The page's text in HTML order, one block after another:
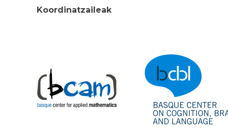
Koordinatzaileak